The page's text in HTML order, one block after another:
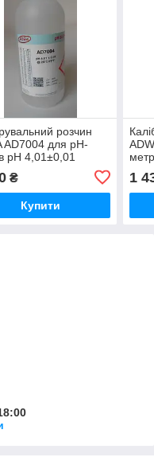
розчин
AD7004 для pН-
pН 4,01±0,01
₴
Купити
1